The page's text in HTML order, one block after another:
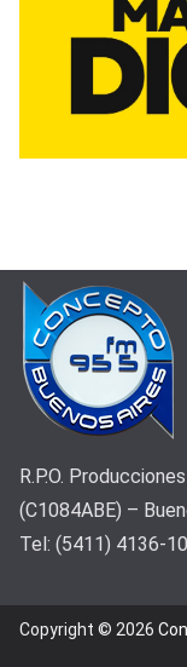
R.P.O.
(C1084ABE) –
Tel: (5411) 4136-
Copyright © 2026